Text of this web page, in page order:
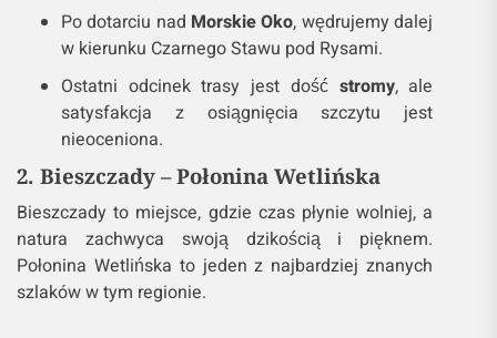
Po dotarciu nad Morskie Oko, wędrujemy dalej
w kierunku Czarnego Stawu pod Rysami.
Ostatni odcinek trasy jest dość stromy, ale
satysfakcja z osiągnięcia szczytu jest
nieoceniona.
2. Bieszczady – Połonina Wetlińska
Bieszczady to miejsce, gdzie czas płynie wolniej, a
natura zachwyca swoją dzikością i pięknem.
Połonina Wetlińska to jeden z najbardziej znanych
szlaków w tym regionie.